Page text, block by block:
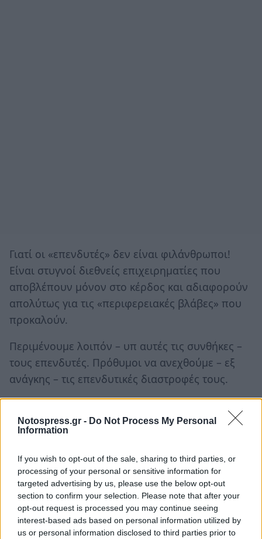
Notospress.gr - Do Not Process My Personal
Information
If you wish to opt-out of the sale, sharing to third parties, or
processing of your personal or sensitive information for
targeted advertising by us, please use the below opt-out
section to confirm your selection. Please note that after your
opt-out request is processed you may continue seeing
interest-based ads based on personal information utilized by
us or personal information disclosed to third parties prior to
Γιατί οι «επενδυτές» δεν είναι φιλάνθρωποι!
Είναι στυγνοί διεθνείς επιχειρηματίες που
αποβλέπουν μόνον στο κέρδος και αδιαφορούν
απολύτως για τις «περιφερειακές βλάβες» που
προκαλούν.
Περιμένουμε λοιπόν – υπ αυτές τις συνθήκες –
τους επενδυτές. Πρόθυμοι να ανεχθούμε – εξ
ανάγκης – τις επενδυτικές διαστροφές τους.
επενδυτές, από τους οποίους αναμένουμε
τις δυνατότητες χιλιάδων εγχώριων
μικροεπενδυτών από τον λαό μας, που θα
μπορούσαν να δημιουργήσουν αναπτυξιακές
δυνατότητες σε ευρεία κλίμακα της οικονομίας.
Που θα μπορούσαν να δημιουργήσουν χιλιάδες